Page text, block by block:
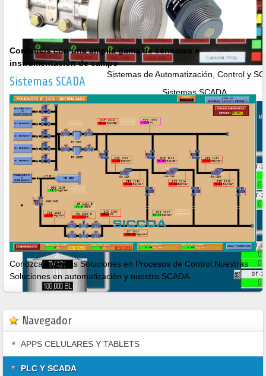
Sistemas de Automatización, Control y
Sistemas SCADA
Diseño de Sistemas de Control
Contamos con una amplia gama de sensores e
instrumentación de campo
Sistemas SCADA
Conozca nuestras Soluciones en Procesos de Control.Nuestras
Soluciones en automatización y nuestro SCADA
Navegador
APPS CELULARES Y TABLETS
PLC Y SCADA